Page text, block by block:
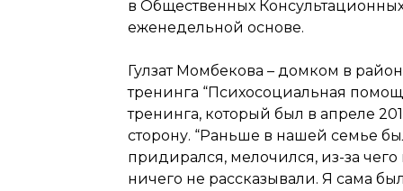
в Общественных
еженедельной основе.
Гулзат Момбекова – домком в
тренинга “Психосоциальная
тренинга, который был в апреле
сторону. “Раньше в нашей семье
придирался, мелочился, из-за
ничего не рассказывали. Я сама